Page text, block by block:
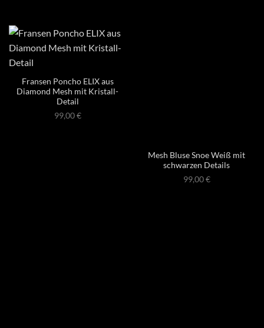
Fransen Poncho ELIX aus
Diamond Mesh mit Kristall-
Detail
99,00€
Mesh Bluse Snoe Weiß mit
schwarzen Details
99,00€